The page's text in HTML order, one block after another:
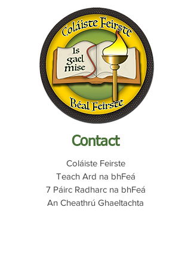
Contact
Coláiste Feirste
Teach Ard na bhFeá
7 Páirc Radharc na bhFeá
An Cheathrú Ghaeltachta